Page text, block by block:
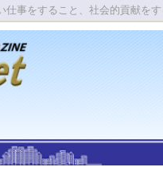
仕事をすること、社会的貢献